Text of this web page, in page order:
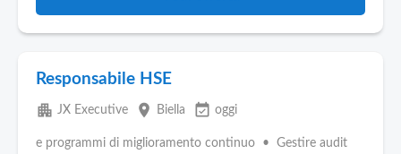
Responsabile HSE
apartment JX Executive place Biella event_available oggi
e programmi di miglioramento continuo • Gestire audit